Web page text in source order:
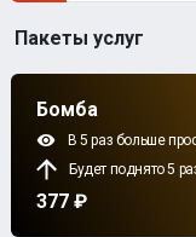
Пакеты услуг
Бомба
В 5 раз больше
Будет поднято 5
377 ₽